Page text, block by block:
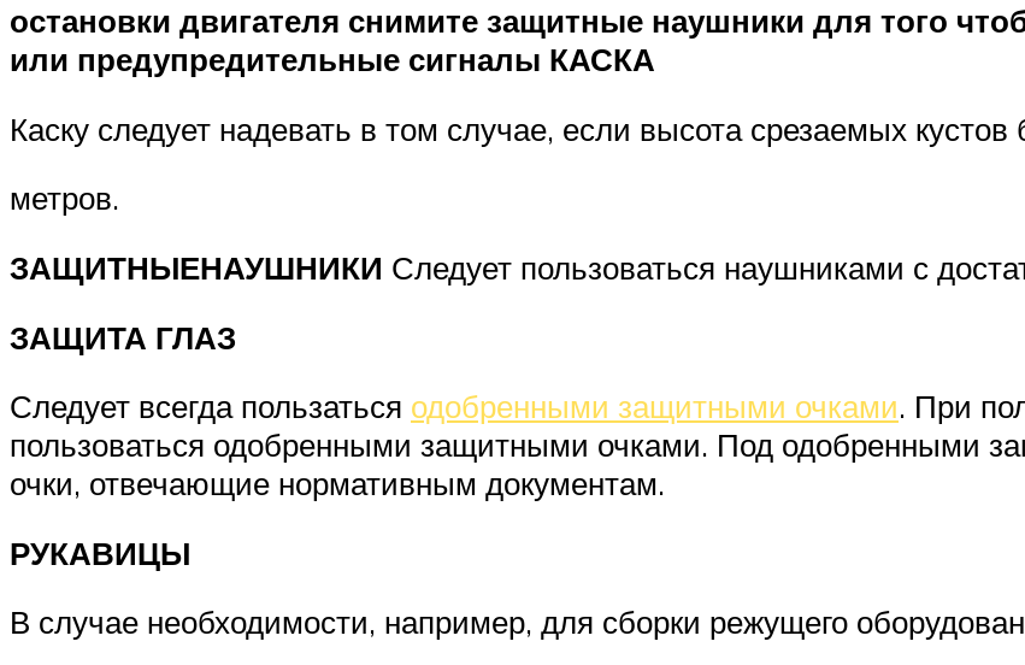
остановки двигателя снимите защитные наушники для того
или предупредительные сигналы КАСКА
Каску следует надевать в том случае, если высота срезаемых
метров.
ЗАЩИТНЫЕНАУШНИКИ Следует пользоваться наушниками с
ЗАЩИТА ГЛАЗ
Следует всегда пользаться одобренными защитными очками. При
пользоваться одобренными защитными очками. Под одобренными
очки, отвечающие нормативным документам.
РУКАВИЦЫ
В случае необходимости, например, для сборки режущего